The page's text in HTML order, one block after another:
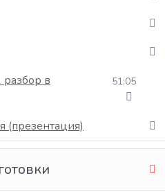
в
51:05
(презентация)